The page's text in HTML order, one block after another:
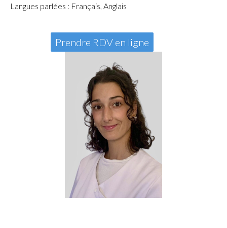
Langues parlées : Français, Anglais
Prendre RDV en ligne